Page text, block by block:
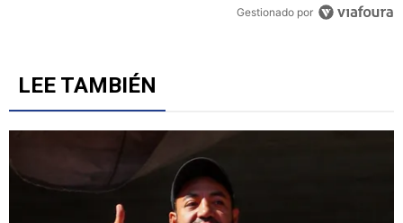
Gestionado por
LEE TAMBIÉN